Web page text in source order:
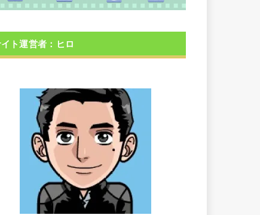
ト運営者：ヒロ